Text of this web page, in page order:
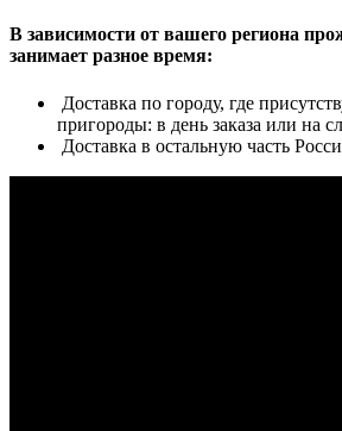
В зависимости от вашего региона
занимает разное время:
Доставка по городу, где
пригороды: в день заказа или на
Доставка в остальную часть